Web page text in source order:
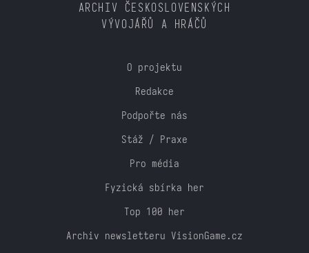
ARCHIV ČESKOSLOVENSKÝCH
VÝVOJÁŘŮ A HRÁČŮ
O projektu
Redakce
Podpořte nás
Stáž / Praxe
Pro média
Fyzická sbírka her
Top 100 her
Archiv newsletteru VisionGame.cz